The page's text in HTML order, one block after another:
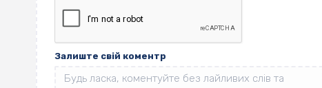
Залиште свій коментр